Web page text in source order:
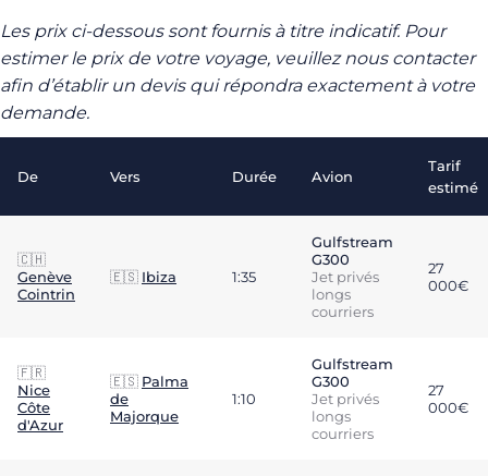
Les prix ci-dessous sont fournis à titre indicatif. Pour
estimer le prix de votre voyage, veuillez nous contacter
afin d’établir un devis qui répondra exactement à votre
demande.
De Vers Durée Avion
Tarif
estimé
🇨🇭
Genève
Cointrin
🇪🇸 Ibiza 1:35
Gulfstream
G300
Jet privés
longs
courriers
27
000€
🇫🇷
Nice
Côte
d'Azur
🇪🇸 Palma
de
Majorque
1:10
Gulfstream
G300
Jet privés
longs
courriers
27
000€